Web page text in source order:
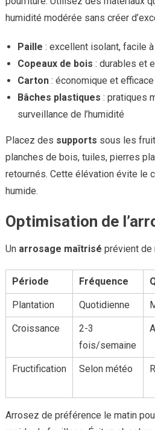
humidité modérée sans créer
Paille : excellent isolant, facile
Copeaux de bois : durables et
Carton: économique et
Bâches plastiques : pratiques
surveillance de l’humidité
Placez des supports sous les
planches de bois, tuiles, pierres
retournés. Cette élévation évite le
humide.
Optimisation de
Un arrosage maîtrisé prévient de
Période Fréquence
Plantation Quotidienne
Croissance
2-3
fois/semaine
Fructification Selon météo
Arrosez de préférence le matin